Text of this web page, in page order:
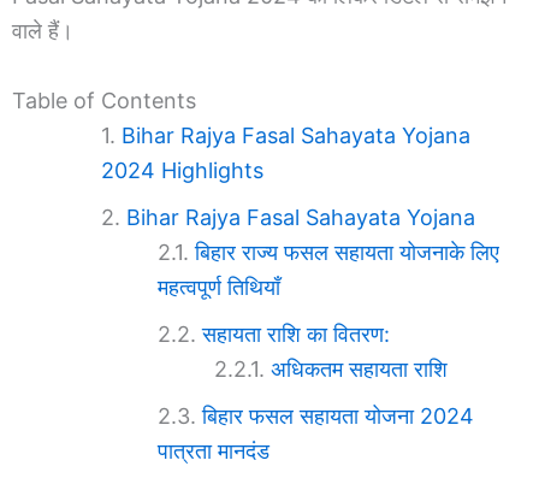
वाले हैं।
Table of Contents
Bihar Rajya Fasal Sahayata Yojana
2024 Highlights
Bihar Rajya Fasal Sahayata Yojana
बिहार राज्य फसल सहायता योजनाके लिए
महत्वपूर्ण तिथियाँ
सहायता राशि का वितरण:
अधिकतम सहायता राशि
बिहार फसल सहायता योजना 2024
पात्रता मानदंड